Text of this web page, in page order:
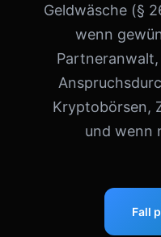
Geldwäsche (§
wenn
Kryptobörsen,
und wenn
Fall